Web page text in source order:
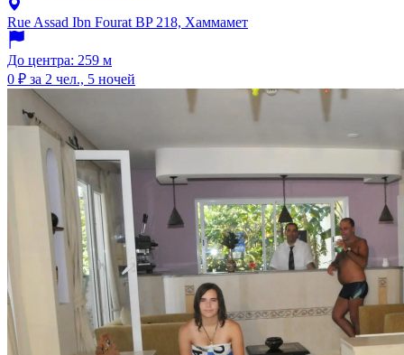
Rue Assad Ibn Fourat BP 218, Хаммамет
До центра: 259 м
0 ₽ за 2 чел., 5 ночей